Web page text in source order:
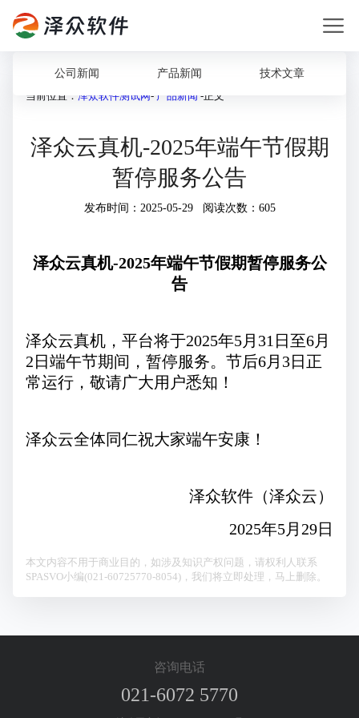
公司新闻 产品新闻
技术文章
当前位置： 泽众软件测试网- 产品新闻 -正文
泽众云真机-2025年端午节假期
暂停服务公告
发布时间：2025-05-29 阅读次数：605
泽众云真机-2025年端午节假期暂停服务公
告
泽众云真机，平台将于2025年5月31日至6月
2日端午节期间，暂停服务。节后6月3日正
常运行，敬请广大用户悉知！
泽众云全体同仁祝大家端午安康！
泽众软件（泽众云）
2025年5月29日
本文内容不用于商业目的，如涉及知识产权问题，请权利人联系
SPASVO小编(021-60725770-8054)，我们将立即处理，马上删除。
咨询电话
021-6072 5770